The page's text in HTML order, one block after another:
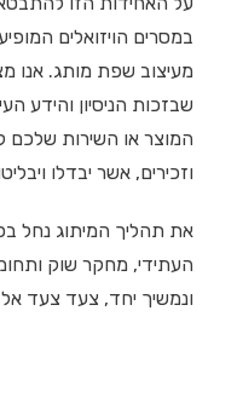
במסרים הויזואלים
מעיצוב שפת מותג. אנו
שבזכות הניסיון והידע
המוצר או השירות שלכם
וזכירים, אשר יבדלו
את תהליך המיתוג נחל
העתידי, מחקר שוק
ונמשיך יחד, צעד צעד